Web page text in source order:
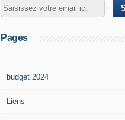
Pages
budget 2024
Liens